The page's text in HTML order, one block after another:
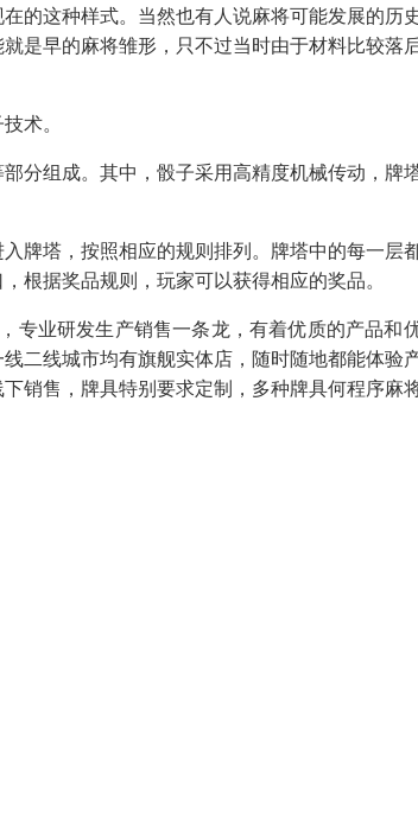
的这种样式。当然也有人说麻将可能发展的历
是早的麻将雏形，只不过当时由于材料比较落
术。
分组成。其中，骰子采用高精度机械传动，牌
牌塔，按照相应的规则排列。牌塔中的每一层
根据奖品规则，玩家可以获得相应的奖品。
专业研发生产销售一条龙，有着优质的产品和
二线城市均有旗舰实体店，随时随地都能体验
销售，牌具特别要求定制，多种牌具何程序麻